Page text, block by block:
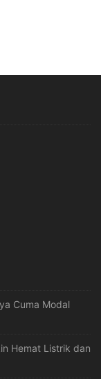
Cuma Modal
Hemat Listrik dan